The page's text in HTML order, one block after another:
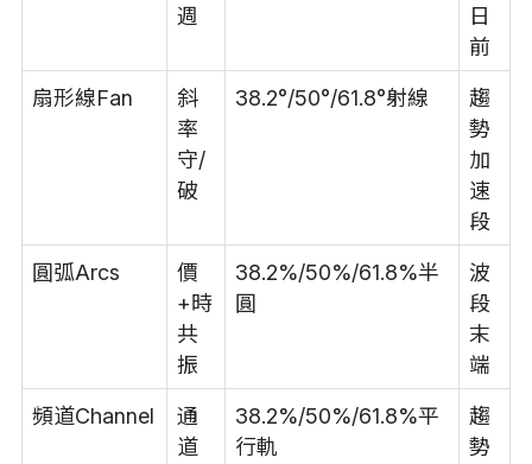
週
日
前
扇形線Fan
斜
率
守/
破
38.2°/50°/61.8°射線
趨
勢
加
速
段
圓弧Arcs
價
+時
共
振
38.2%/50%/61.8%半
圓
波
段
末
端
頻道Channel
通
道
38.2%/50%/61.8%平
行軌
趨
勢